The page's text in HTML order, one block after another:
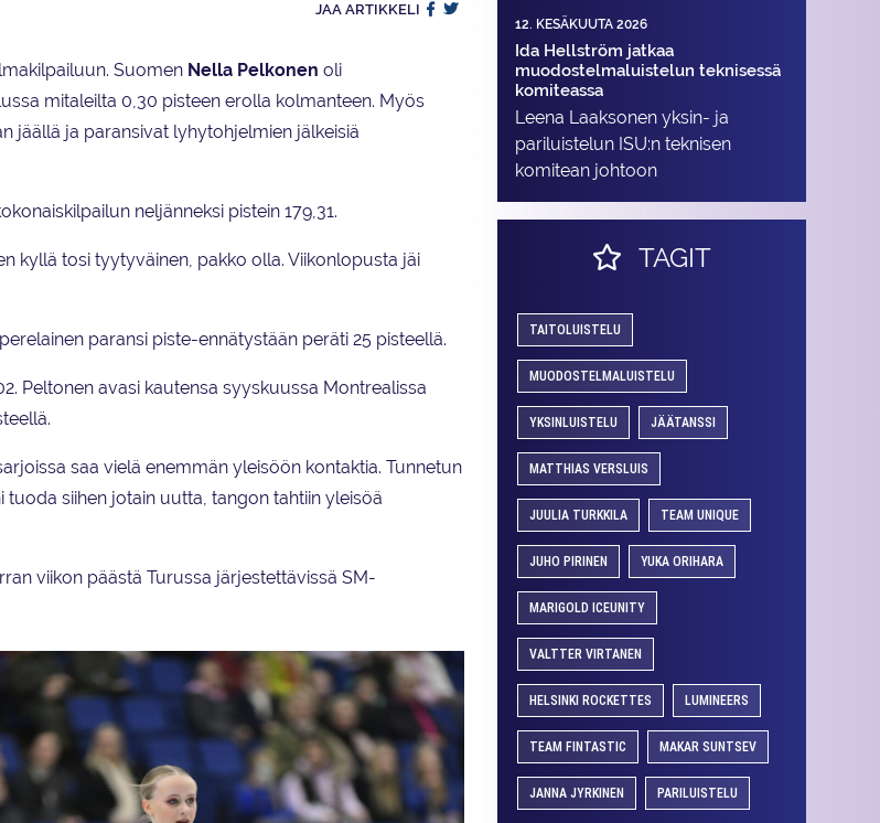
JAA ARTIKKELI
Suomen Nella Pelkonen oli
mitaleilta 0,30 pisteen erolla kolmanteen. Myös
jäällä ja paransivat lyhytohjelmien jälkeisiä
neljänneksi pistein 179,31.
kyllä tosi tyytyväinen, pakko olla. Viikonlopusta jäi
paransi piste-ennätystään peräti 25 pisteellä.
Peltonen avasi kautensa syyskuussa Montrealissa
saa vielä enemmän yleisöön kontaktia. Tunnetun
siihen jotain uutta, tangon tahtiin yleisöä
viikon päästä Turussa järjestettävissä SM-
12. KESÄKUUTA 2026
Ida Hellström jatkaa
muodostelmaluistelun teknisessä
komiteassa
Leena Laaksonen yksin- ja
pariluistelun ISU:n teknisen
komitean johtoon
TAGIT
TAITOLUISTELU
MUODOSTELMALUISTELU
YKSINLUISTELU JÄÄTANSSI
MATTHIAS VERSLUIS
JUULIA TURKKILA TEAM UNIQUE
JUHO PIRINEN YUKA ORIHARA
MARIGOLD ICEUNITY
VALTTER VIRTANEN
HELSINKI ROCKETTES LUMINEERS
TEAM FINTASTIC MAKAR SUNTSEV
JANNA JYRKINEN PARILUISTELU